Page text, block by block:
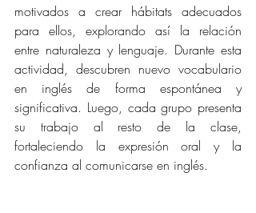
motivados a crear hábitats adecuados
para ellos, explorando así la relación
entre naturaleza y lenguaje. Durante esta
actividad, descubren nuevo vocabulario
en inglés de forma espontánea y
significativa. Luego, cada grupo presenta
su trabajo al resto de la clase,
fortaleciendo la expresión oral y la
confianza al comunicarse en inglés.